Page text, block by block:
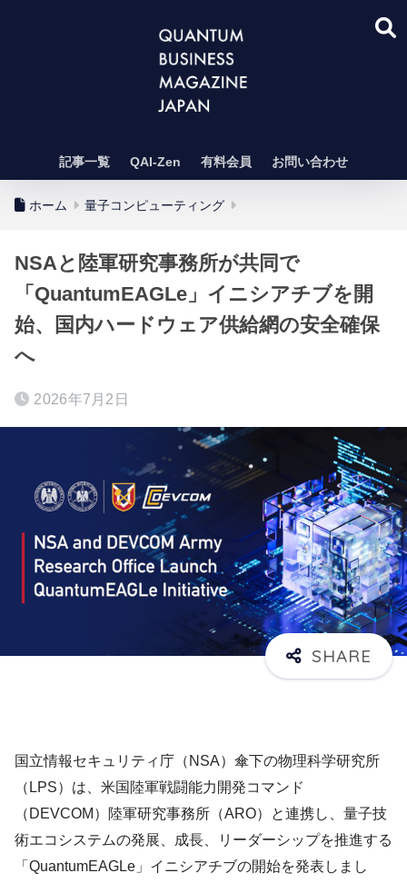
記事一覧 QAI-Zen 有料会員 お問い合わせ
ホーム 量子コンピューティング
NSAと陸軍研究事務所が共同で
「QuantumEAGLe」イニシアチブを開
始、国内ハードウェア供給網の安全確保
へ
2026年7月2日
国立情報セキュリティ庁（NSA）傘下の物理科学研究所
（LPS）は、米国陸軍戦闘能力開発コマンド
（DEVCOM）陸軍研究事務所（ARO）と連携し、量子技
術エコシステムの発展、成長、リーダーシップを推進する
「QuantumEAGLe」イニシアチブの開始を発表しまし